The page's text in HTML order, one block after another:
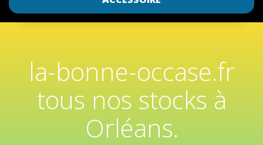
la-bonne-occase.fr
tous nos stocks à
Orléans.